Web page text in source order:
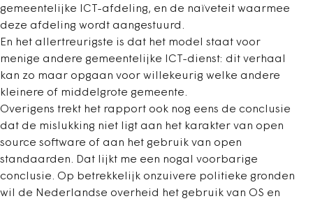
gemeentelijke ICT-afdeling, en de naïveteit waarmee
deze afdeling wordt aangestuurd.
En het allertreurigste is dat het model staat voor
menige andere gemeentelijke ICT-dienst: dit verhaal
kan zo maar opgaan voor willekeurig welke andere
kleinere of middelgrote gemeente.
Overigens trekt het rapport ook nog eens de conclusie
dat de mislukking niet ligt aan het karakter van open
source software of aan het gebruik van open
standaarden. Dat lijkt me een nogal voorbarige
conclusie. Op betrekkelijk onzuivere politieke gronden
wil de Nederlandse overheid het gebruik van OS en